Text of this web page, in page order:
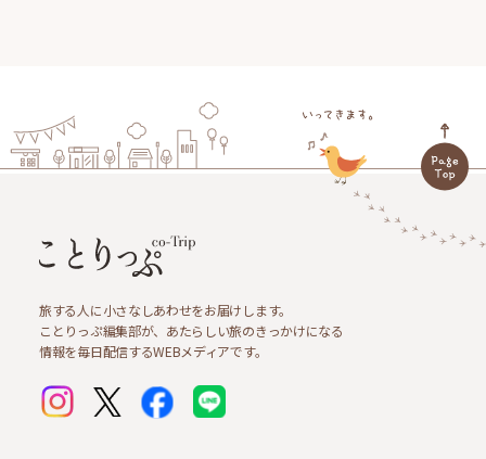
旅する人に小さなしあわせをお届けします。
ことりっぷ編集部が、あたらしい旅のきっかけになる
情報を毎日配信するWEBメディアです。